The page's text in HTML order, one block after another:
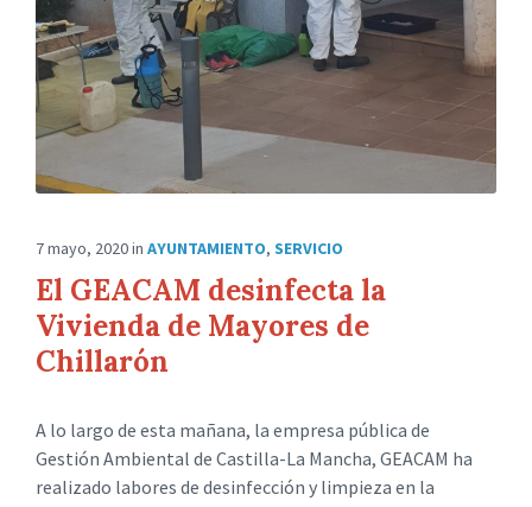
7 mayo, 2020in AYUNTAMIENTO, SERVICIO
El GEACAM desinfecta la
Vivienda de Mayores de
Chillarón
A lo largo de esta mañana, la empresa pública de
Gestión Ambiental de Castilla-La Mancha, GEACAM ha
realizado labores de desinfección y limpieza en la